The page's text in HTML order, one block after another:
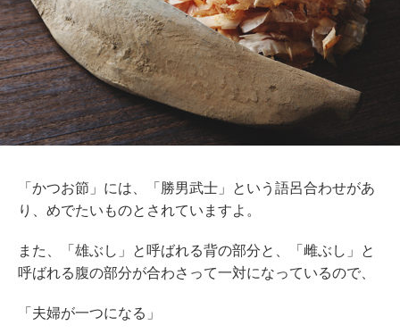
「かつお節」には、「勝男武士」という語呂合わせがあ
り、めでたいものとされていますよ。
また、「雄ぶし」と呼ばれる背の部分と、「雌ぶし」と
呼ばれる腹の部分が合わさって一対になっているので、
「夫婦が一つになる」